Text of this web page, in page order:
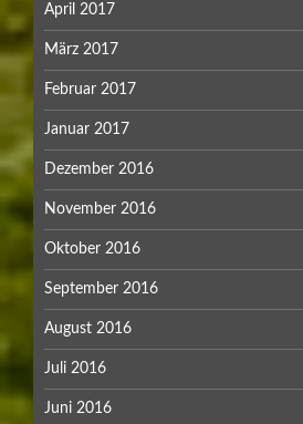
April 2017
März 2017
Februar 2017
Januar 2017
Dezember 2016
November 2016
Oktober 2016
September 2016
August 2016
Juli 2016
Juni 2016